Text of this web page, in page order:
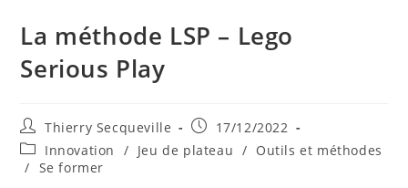
La méthode LSP – Lego
Serious Play
Auteur/autrice
de
la
publication :
Thierry Secqueville
Publication
publiée :
17/12/2022
Post
category:
Innovation / Jeu de plateau / Outils et méthodes
/ Se former